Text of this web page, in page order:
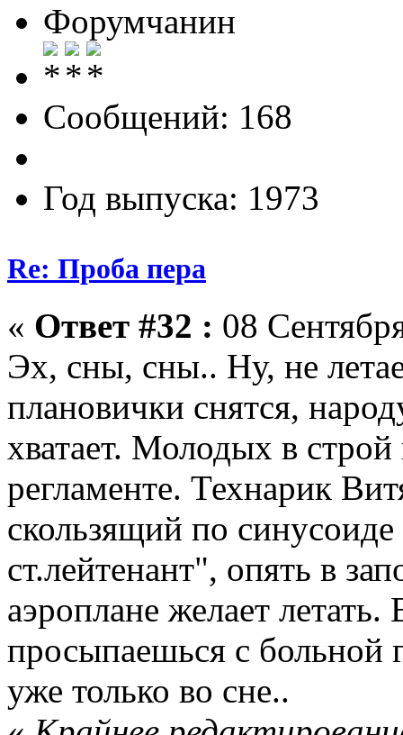
Форумчанин
Сообщений: 168
Год выпуска: 1973
Re: Проба пера
« Ответ #32 : 08
Эх, сны, сны.. Ну, не
плановички снятся,
хватает. Молодых в
регламенте. Технарик
скользящий по
ст.лейтенант", опять в
аэроплане желает
просыпаешься с больной
уже только во сне..